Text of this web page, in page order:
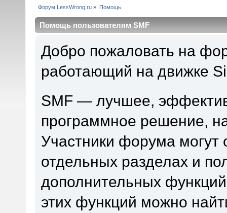
Форум LessWrong.ru » Помощь
Помощь пользователям SMF
Добро пожаловать на
работающий на движке
SMF — лучшее,
программное решение,
Участники форума
отдельных разделах и
дополнительных
этих функций можно